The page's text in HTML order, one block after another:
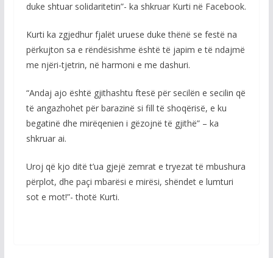
duke shtuar solidaritetin”- ka shkruar Kurti në Facebook.
Kurti ka zgjedhur fjalët uruese duke thënë se festë na
përkujton sa e rëndësishme është të japim e të ndajmë
me njëri-tjetrin, në harmoni e me dashuri.
“Andaj ajo është gjithashtu ftesë për secilën e secilin që
të angazhohet për barazinë si fill të shoqërisë, e ku
begatinë dhe mirëqenien i gëzojnë të gjithë” – ka
shkruar ai.
Uroj që kjo ditë t’ua gjejë zemrat e tryezat të mbushura
përplot, dhe paçi mbarësi e mirësi, shëndet e lumturi
sot e mot!”- thotë Kurti.